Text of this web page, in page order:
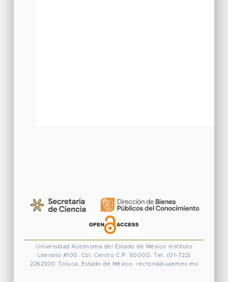
Universidad Autónoma del Estado de México
Instituto
Literario #100. Col. Centro C.P. 50000. Tel. (01-722)
2262300 Toluca, Estado de México. rectoria@uaemex.mx